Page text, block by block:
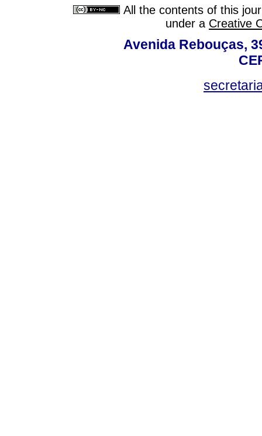
All the contents of this
under a Creative
Avenida Rebouças,